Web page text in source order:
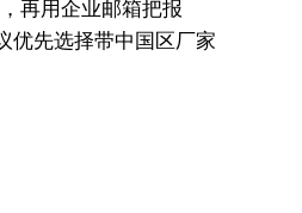
再用企业邮箱把报
优先选择带中国区厂家